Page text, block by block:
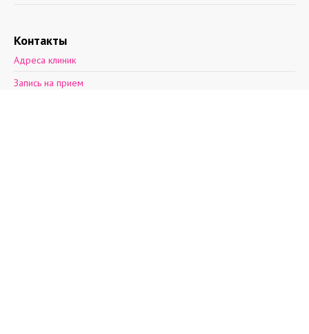
Контакты
Адреса клиник
Запись на прием